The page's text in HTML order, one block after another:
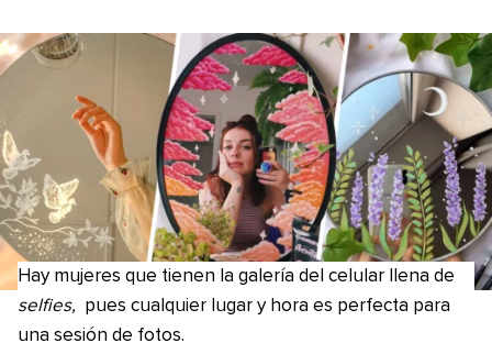
Hay mujeres que tienen la galería del celular llena de
selfies, pues cualquier lugar y hora es perfecta para
una sesión de fotos.